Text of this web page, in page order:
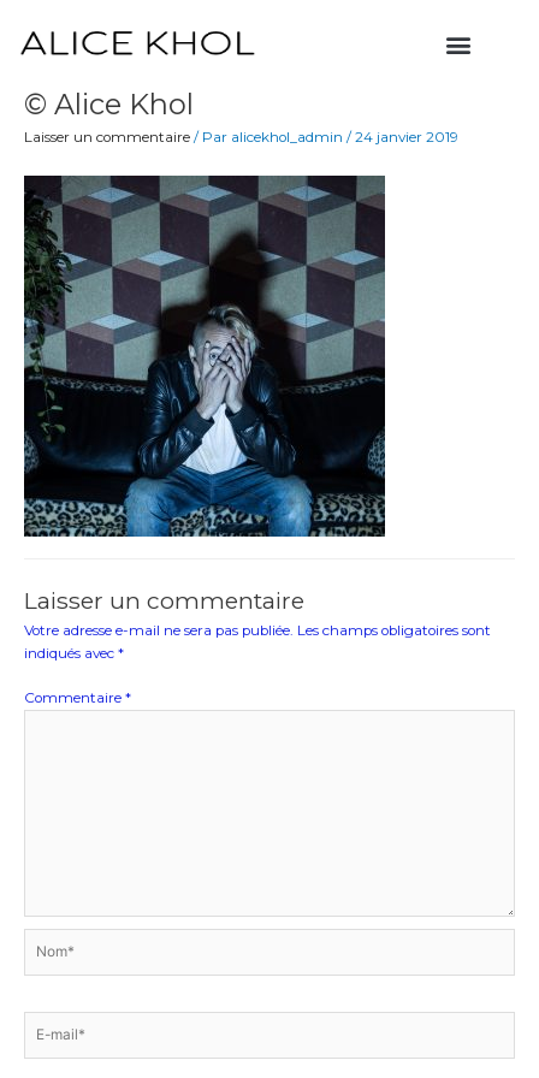
contenu
Menu
© Alice Khol
Laisser un commentaire / Par alicekhol_admin /24 janvier 2019
Laisser un commentaire
Votre adresse e-mail ne sera pas publiée. Les champs obligatoires sont
indiqués avec *
Commentaire *
mail*